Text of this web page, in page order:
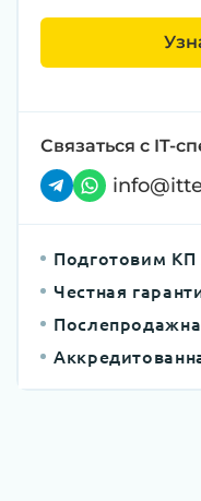
Связаться с IT-
Подготовим КП
Честная